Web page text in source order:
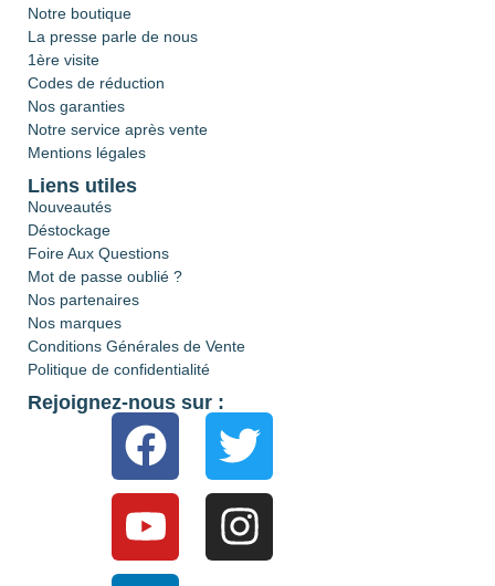
Notre boutique
La presse parle de nous
1ère visite
Codes de réduction
Nos garanties
Notre service après vente
Mentions légales
Liens utiles
Nouveautés
Déstockage
Foire Aux Questions
Mot de passe oublié ?
Nos partenaires
Nos marques
Conditions Générales de Vente
Politique de confidentialité
Rejoignez-nous sur :